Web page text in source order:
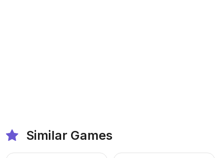
Similar Games